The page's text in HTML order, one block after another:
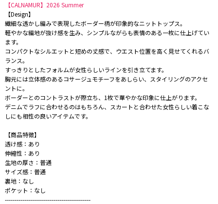
【CALNAMUR】2026 Summer
【Design】
繊細な透かし編みで表現したボーダー柄が印象的なニットトップス。
軽やかな編地が抜け感を生み、シンプルながらも表情のある一枚に仕上げてい
ます。
コンパクトなシルエットと短めの丈感で、ウエスト位置を高く見せてくれるバ
ランス。
すっきりとしたフォルムが女性らしいラインを引き立てます。
胸元には立体感のあるコサージュモチーフをあしらい、スタイリングのアクセ
ントに。
ボーダーとのコントラストが際立ち、1枚で華やかな印象に仕上がります。
デニムでラフに合わせるのはもちろん、スカートと合わせた女性らしい着こな
しにも相性の良いアイテムです。
【商品特徴】
透け感：あり
伸縮性：あり
生地の厚さ：普通
サイズ感：普通
裏地：なし
ポケット：なし
--------------------------------------------